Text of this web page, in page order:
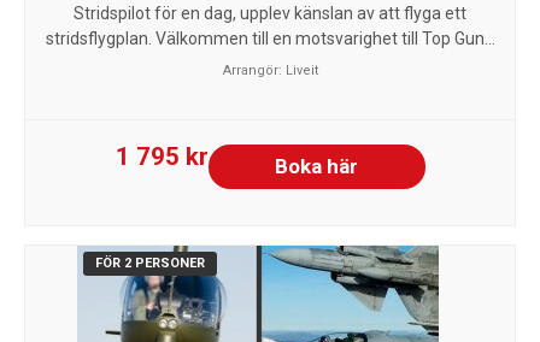
Stridspilot för en dag, upplev känslan av att flyga ett
stridsflygplan. Välkommen till en motsvarighet till Top Gun...
Arrangör: Liveit
1 795 kr Boka här
FÖR 2 PERSONER